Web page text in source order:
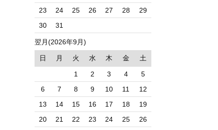
23 24 25 26 27 28
29
30
31
翌月(2026年9月)
日 月 火 水 木 金 土
1 2 3 4
5
6
7 8 9 10 11
12
13
14 15 16 17 18
19
20
21 22 23 24 25
26